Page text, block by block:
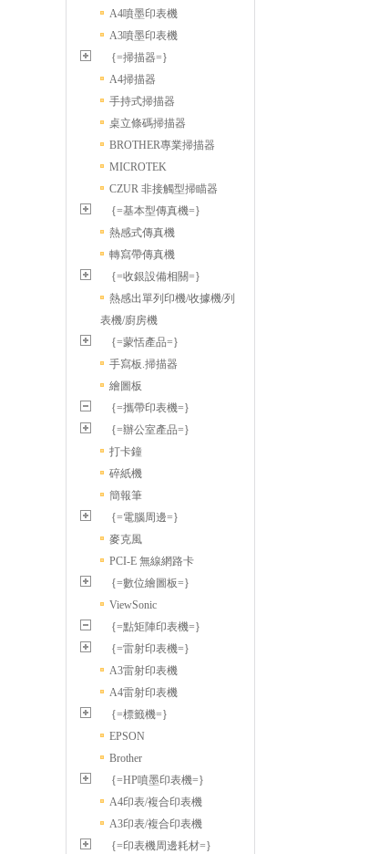
A4噴墨印表機
A3噴墨印表機
{=掃描器=}
A4掃描器
手持式掃描器
桌立條碼掃描器
BROTHER專業掃描器
MICROTEK
CZUR 非接觸型掃瞄器
{=基本型傳真機=}
熱感式傳真機
轉寫帶傳真機
{=收銀設備相關=}
熱感出單列印機/收據機/列
表機/廚房機
{=蒙恬產品=}
手寫板.掃描器
繪圖板
{=攜帶印表機=}
{=辦公室產品=}
打卡鐘
碎紙機
簡報筆
{=電腦周邊=}
麥克風
PCI-E 無線網路卡
{=數位繪圖板=}
ViewSonic
{=點矩陣印表機=}
{=雷射印表機=}
A3雷射印表機
A4雷射印表機
{=標籤機=}
EPSON
Brother
{=HP噴墨印表機=}
A4印表/複合印表機
A3印表/複合印表機
{=印表機周邊耗材=}